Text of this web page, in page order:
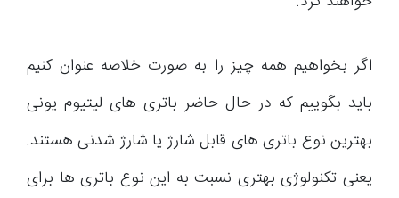
اگر بخواهیم همه چیز را به صورت خلاصه عنوان کنیم
باید بگوییم که در حال حاضر باتری های لیتیوم یونی
بهترین نوع باتری های قابل شارژ یا شارژ شدنی هستند.
یعنی تکنولوژی بهتری نسبت به این نوع باتری ها برای